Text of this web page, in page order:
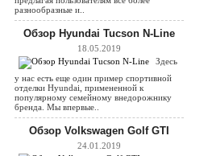
разнообразные и..
Обзор Hyundai Tucson N-Line
18.05.2019
Здесь
у нас есть еще один пример спортивной
отделки Hyundai, примененной к
популярному семейному внедорожнику
бренда. Мы впервые..
Обзор Volkswagen Golf GTI
24.01.2019